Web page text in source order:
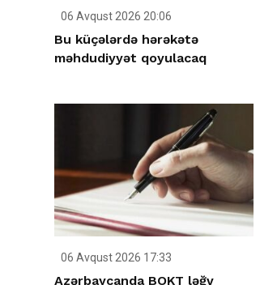
06 Avqust 2026 20:06
Bu küçələrdə hərəkətə
məhdudiyyət qoyulacaq
06 Avqust 2026 17:33
Azərbaycanda BOKT ləğv